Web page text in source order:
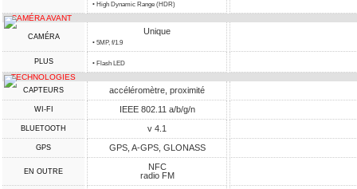
• High Dynamic Range (HDR)
CAMÉRA AVANT
CAMÉRA
Unique
• 5MP, f/1.9
PLUS • Flash LED
TECHNOLOGIES
CAPTEURS accéléromètre, proximité
WI-FI IEEE 802.11 a/b/g/n
BLUETOOTH v 4.1
GPS GPS, A-GPS, GLONASS
EN OUTRE
NFC
radio FM